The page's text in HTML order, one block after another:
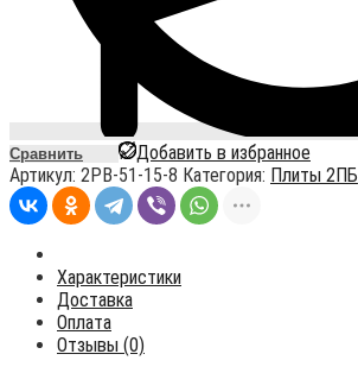
Сравнить
Добавить в избранное
Артикул: 2PB-51-15-8 Категория: Плиты 2ПБ
Характеристики
Доставка
Оплата
Отзывы (0)